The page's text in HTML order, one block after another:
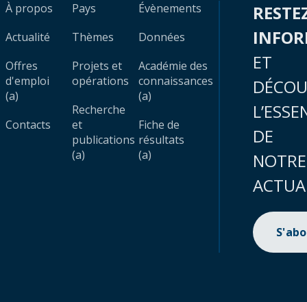
À propos
Actualité
Offres
d'emploi
(a)
Contacts
Pays
Thèmes
Projets et
opérations
Recherche
et
publications
(a)
Évènements
Données
Académie des
connaissances
(a)
Fiche de
résultats
(a)
ET
DE
NOTRE